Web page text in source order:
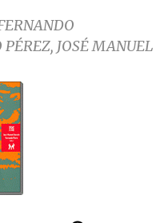
PÉREZ, JOSÉ MANUEL